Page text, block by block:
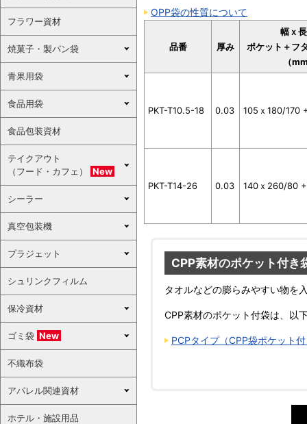
OPP袋の性質について
品番 厚み
幅ｘ
ポケット＋フ
（
PKT-T10.5-18 0.03 105ｘ180/170
PKT-T14-26 0.03 140ｘ260/80
CPP素材のポケット付き
タオルなどの膨らみやすい物を
CPP素材のポケット付袋は、以
PCPタイプ（CPP袋ポケット
フラワー資材
焼菓子・製パン袋
青果用袋
食品用袋
食品包装資材
テイクアウト
（フード・カフェ）
New
シーラー
真空包装機
プラジェット
シュリンクフィルム
保冷資材
ゴミ袋 New
不織布袋
アパレル関連資材
ホテル・施設用品